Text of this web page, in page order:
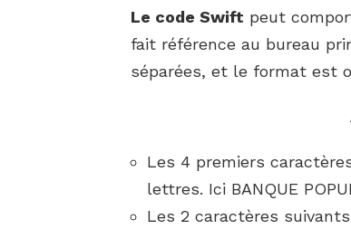
Le code Swift peut
fait référence au bureau
séparées, et le format est
Les 4 premiers
lettres. Ici BANQUE
Les 2 caractères